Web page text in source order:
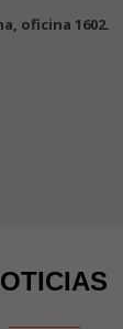
oficina 1602.